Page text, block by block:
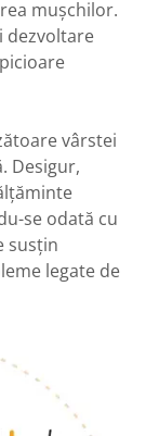
mușchilor.
dezvoltare
vârstei
Desigur,
se odată cu
susțin
legate de